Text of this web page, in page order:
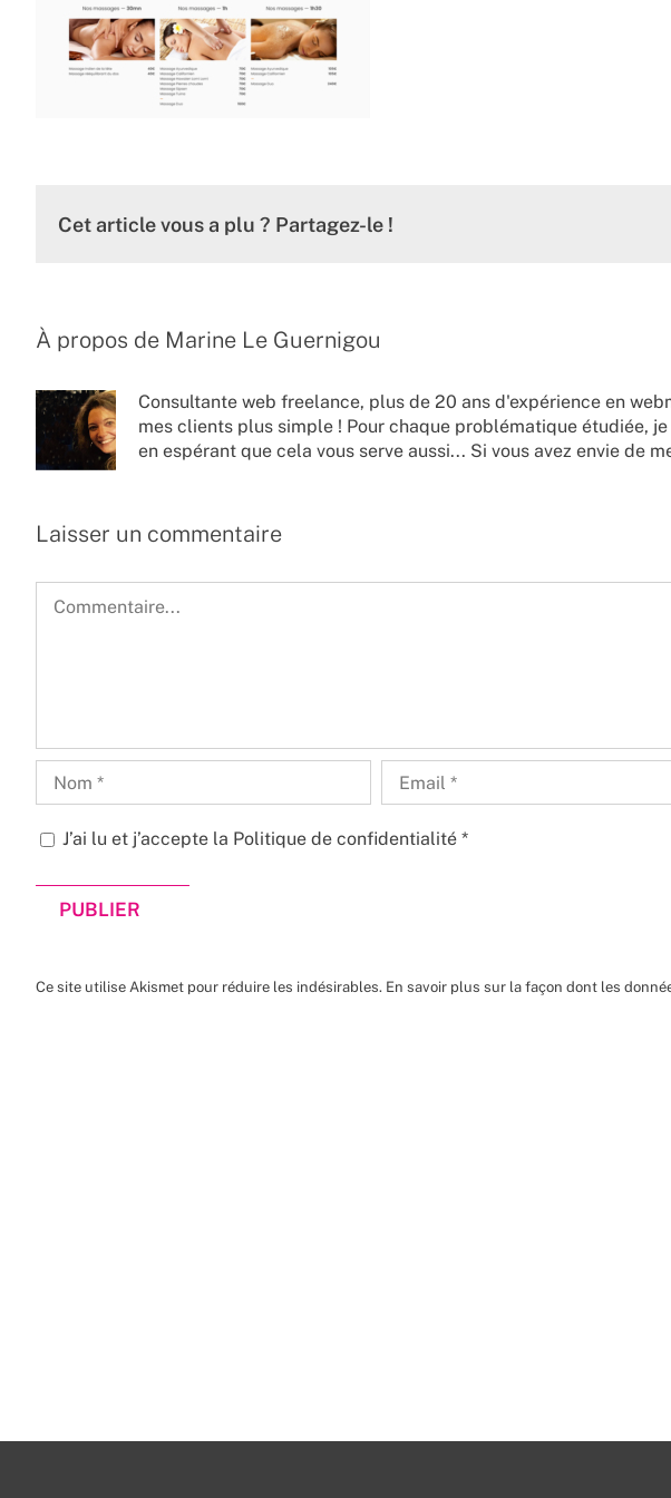
Cet article vous a plu ? Partagez-le !
À propos de Marine Le Guernigou
Consultante web freelance, plus de 20 ans d'expérience en
mes clients plus simple ! Pour chaque problématique étudiée,
en espérant que cela vous serve aussi... Si vous avez envie de
Laisser un commentaire
J’ai lu et j’accepte la Politique de confidentialité *
Ce site utilise Akismet pour réduire les indésirables. En savoir plus sur la façon dont les